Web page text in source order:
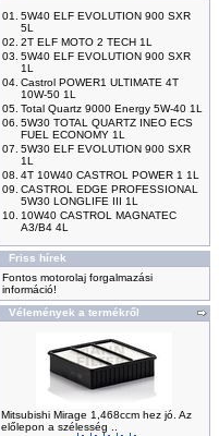
01.
5W40 ELF EVOLUTION 900 SXR
5L
02. 2T ELF MOTO 2 TECH 1L
03. 5W40 ELF EVOLUTION 900 SXR
1L
04. Castrol POWER1 ULTIMATE 4T
10W-50 1L
05. Total Quartz 9000 Energy 5W-40 1L
06. 5W30 TOTAL QUARTZ INEO ECS
FUEL ECONOMY 1L
07. 5W30 ELF EVOLUTION 900 SXR
1L
08. 4T 10W40 CASTROL POWER 1 1L
09. CASTROL EDGE PROFESSIONAL
5W30 LONGLIFE III 1L
10. 10W40 CASTROL MAGNATEC
A3/B4 4L
Friss hírek
Fontos motorolaj forgalmazási
információ!
Vélemények a termékről
Mitsubishi Mirage 1,468ccm hez jó. Az
előlepon a szélesség ..